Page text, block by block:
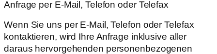
Anfrage per E-Mail, Telefon oder Telefax
Wenn Sie uns per E-Mail, Telefon oder Telefax
kontaktieren, wird Ihre Anfrage inklusive aller
daraus hervorgehenden personenbezogenen